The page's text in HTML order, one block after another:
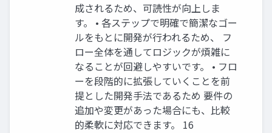
成されるため、可読性が向上しま
す。 • 各ステップで明確で簡潔なゴー
ルをもとに開発が行われるため、 フ
ロー全体を通してロジックが煩雑に
なることが回避しやすいです。 • フロ
ーを段階的に拡張していくことを前
提とした開発手法であるため 要件の
追加や変更があった場合にも、比較
的柔軟に対応できます。 16